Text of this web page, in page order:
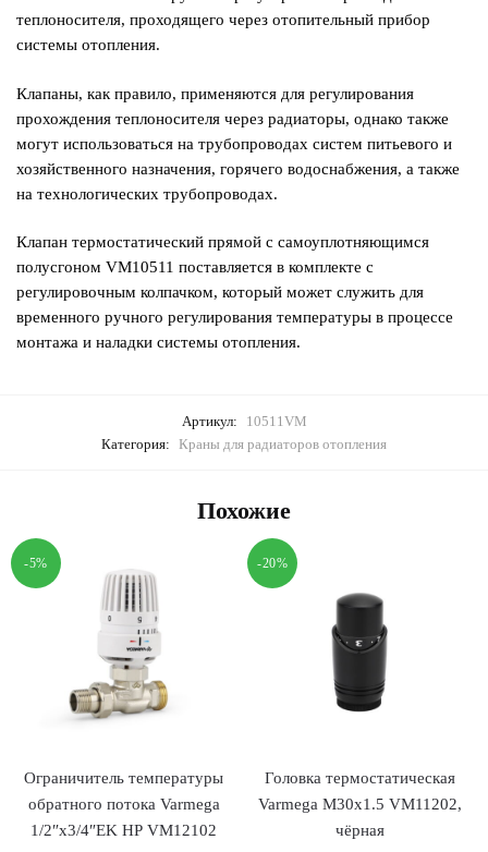
теплоносителя, проходящего через отопительный прибор
системы отопления.
Клапаны, как правило, применяются для регулирования
прохождения теплоносителя через радиаторы, однако также
могут использоваться на трубопроводах систем питьевого и
хозяйственного назначения, горячего водоснабжения, а также
на технологических трубопроводах.
Клапан термостатический прямой с самоуплотняющимся
полусгоном VM10511 поставляется в комплекте с
регулировочным колпачком, который может служить для
временного ручного регулирования температуры в процессе
монтажа и наладки системы отопления.
Артикул:
10511VM
Категория: Краны для радиаторов отопления
Похожие
-5%
Ограничитель температуры
обратного потока Varmega
1/2″х3/4″EK НР VM12102
-20%
Головка термостатическая
Varmega M30х1.5 VM11202,
чёрная